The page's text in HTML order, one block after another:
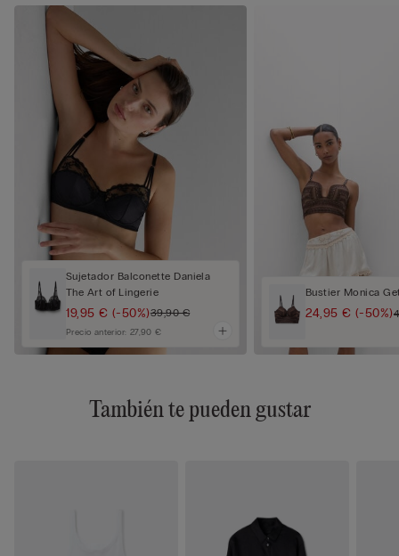
Sujetador Balconette Daniela
The Art of Lingerie
19,95 €(-50%)39,90 €
Precio anterior: 27,90 €
Bustier Monica
24,95 €(-50%)
También te pueden gustar